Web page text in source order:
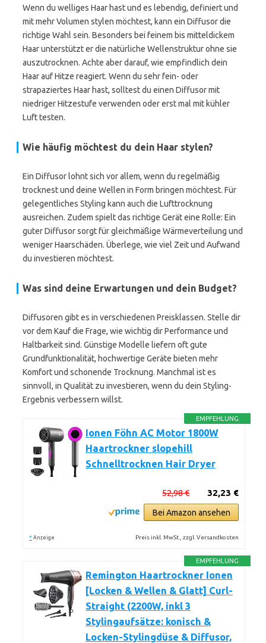
Wenn du welliges Haar hast und es lebendig, definiert und
mit mehr Volumen stylen möchtest, kann ein Diffusor die
richtige Wahl sein. Besonders bei feinem bis mitteldickem
Haar unterstützt er die natürliche Wellenstruktur ohne sie
auszutrocknen. Achte aber darauf, wie empfindlich dein
Haar auf Hitze reagiert. Wenn du sehr fein- oder
strapaziertes Haar hast, solltest du einen Diffusor mit
niedriger Hitzestufe verwenden oder erst mal mit kühler
Luft testen.
Wie häufig möchtest du dein Haar stylen?
Ein Diffusor lohnt sich vor allem, wenn du regelmäßig
trocknest und deine Wellen in Form bringen möchtest. Für
gelegentliches Styling kann auch die Lufttrocknung
ausreichen. Zudem spielt das richtige Gerät eine Rolle: Ein
guter Diffusor sorgt für gleichmäßige Wärmeverteilung und
weniger Haarschäden. Überlege, wie viel Zeit und Aufwand
du investieren möchtest.
Was sind deine Erwartungen und dein Budget?
Diffusoren gibt es in verschiedenen Preisklassen. Stelle dir
vor dem Kauf die Frage, wie wichtig dir Performance und
Haltbarkeit sind. Günstige Modelle liefern oft gute
Grundfunktionalität, hochwertige Geräte bieten mehr
Komfort und schonende Trocknung. Manchmal ist es
sinnvoll, in Qualität zu investieren, wenn du dein Styling-
Ergebnis verbessern willst.
EMPFEHLUNG
Ionen Föhn AC Motor 1800W
Haartrockner slopehill
Schnelltrocknen Hair Dryer
32,23 €
52,98 €
Bei Amazon ansehen
* Anzeige Preis inkl. MwSt., zzgl. Versandkosten
EMPFEHLUNG
Remington Haartrockner Ionen
[Locken & Wellen & Glatt] Curl-
Straight (2200W, inkl 3
Stylingaufsätze: konisch &
Locken-Stylingdüse & Diffusor,